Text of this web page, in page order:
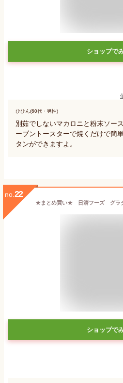
ショップで
ひひん(60代・男性)
別茹でしないマカロニと粉末ソー
ーブントースターで焼くだけで簡
タンができますよ。
no. 22
ショップで